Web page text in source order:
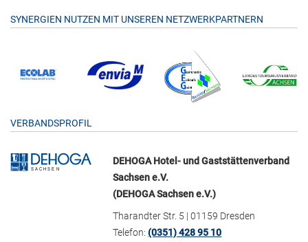
SYNERGIEN NUTZEN MIT UNSEREN NETZWERKPARTNERN
VERBANDSPROFIL
DEHOGA Hotel- und Gaststättenverband
Sachsen e.V.
(DEHOGA Sachsen e.V.)
Tharandter Str. 5 | 01159 Dresden
Telefon:(0351) 428 95 10